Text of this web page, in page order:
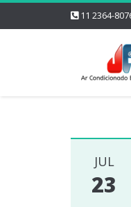
11 2364-
JUL
23